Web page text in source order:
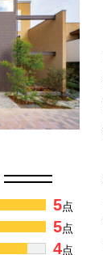
5点
5点
4点